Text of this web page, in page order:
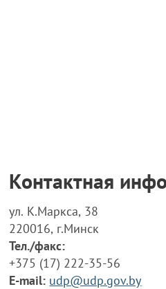
Контактная
ул. К.Маркса, 38
220016, г.Минск
Тел./факс:
+375 (17) 222-35-56
E-mail: udp@udp.gov.by